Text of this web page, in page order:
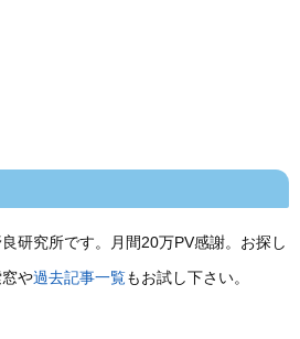
研究所です。月間20万PV感謝。お探し
や過去記事一覧もお試し下さい。